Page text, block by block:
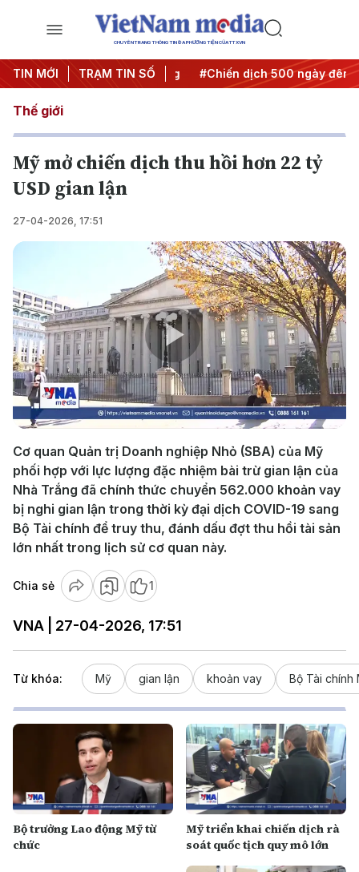
CHUYÊN TRANG THÔNG TIN ĐA PHƯƠNG TIỆN CỦA TTXVN
TIN MỚI TRẠM TIN SỐ
quyết thành hành động #Chiến dịch 500 ngày đêm
Thế giới
Mỹ mở chiến dịch thu hồi hơn 22 tỷ
USD gian lận
27-04-2026, 17:51
Play
Video
Cơ quan Quản trị Doanh nghiệp Nhỏ (SBA) của Mỹ
phối hợp với lực lượng đặc nhiệm bài trừ gian lận của
Nhà Trắng đã chính thức chuyển 562.000 khoản vay
bị nghi gian lận trong thời kỳ đại dịch COVID-19 sang
Bộ Tài chính để truy thu, đánh dấu đợt thu hồi tài sản
lớn nhất trong lịch sử cơ quan này.
Chia sẻ 1
VNA | 27-04-2026, 17:51
Từ khóa: Mỹ gian lận khoản vay Bộ Tài chính
Bộ trưởng Lao động Mỹ từ
chức
Mỹ triển khai chiến dịch rà
soát quốc tịch quy mô lớn